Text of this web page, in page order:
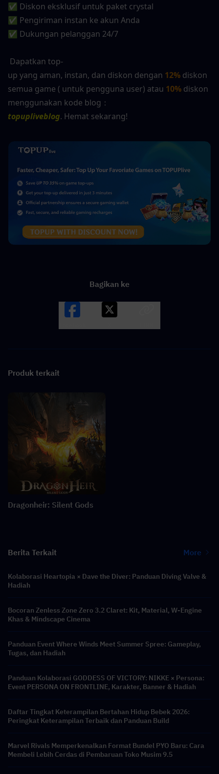
✅ Diskon eksklusif untuk paket crystal
✅ Pengiriman instan ke akun Anda
✅ Dukungan pelanggan 24/7
Dapatkan top-
up yang aman, instan, dan diskon dengan 12% diskon
semua game ( untuk pengguna user) atau 10% diskon
menggunakan kode blog：
topupliveblog. Hemat sekarang!
Bagikan ke
Produk terkait
Dragonheir: Silent Gods
Berita Terkait More
Kolaborasi Heartopia × Dave the Diver: Panduan Diving Valve &
Hadiah
Bocoran Zenless Zone Zero 3.2 Claret: Kit, Material, W-Engine
Khas & Mindscape Cinema
Panduan Event Where Winds Meet Summer Spree: Gameplay,
Tugas, dan Hadiah
Panduan Kolaborasi GODDESS OF VICTORY: NIKKE × Persona:
Event PERSONA ON FRONTLINE, Karakter, Banner & Hadiah
Daftar Tingkat Keterampilan Bertahan Hidup Bebek 2026:
Peringkat Keterampilan Terbaik dan Panduan Build
Marvel Rivals Memperkenalkan Format Bundel PYO Baru: Cara
Membeli Lebih Cerdas di Pembaruan Toko Musim 9.5